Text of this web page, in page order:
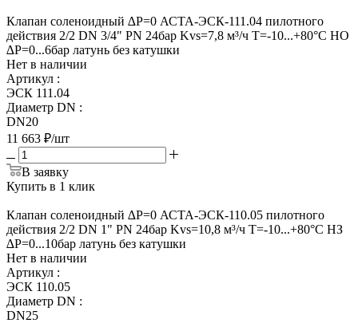
Клапан соленоидный ∆Р=0 АСТА-ЭСК-111.04 пилотного
действия 2/2 DN 3/4" PN 24бар Kvs=7,8 м³/ч Т=-10...+80°С НО
∆Р=0...6бар латунь без катушки
Нет в наличии
Артикул :
ЭСК 111.04
Диаметр DN :
DN20
11 663 ₽/шт
В заявку
Купить в 1 клик
Клапан соленоидный ∆Р=0 АСТА-ЭСК-110.05 пилотного
действия 2/2 DN 1" PN 24бар Kvs=10,8 м³/ч Т=-10...+80°С НЗ
∆Р=0...10бар латунь без катушки
Нет в наличии
Артикул :
ЭСК 110.05
Диаметр DN :
DN25